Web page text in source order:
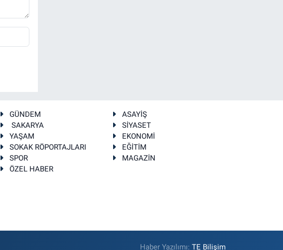
GÜNDEM
ASAYİŞ
SAKARYA
SİYASET
YAŞAM
EKONOMİ
SOKAK RÖPORTAJLARI
EĞİTİM
SPOR
MAGAZİN
ÖZEL HABER
Haber Yazılımı:TE Bilişim